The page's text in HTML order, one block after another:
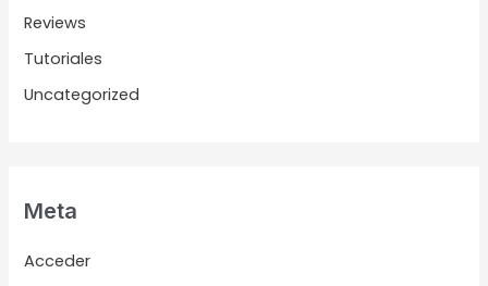
Reviews
Tutoriales
Uncategorized
Meta
Acceder